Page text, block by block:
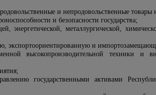
и непродовольственные товары
и безопасности государства;
энергетической, металлургической,
экспортоориентированную и
высокопроизводительной техники и
государственными активами